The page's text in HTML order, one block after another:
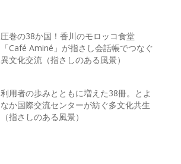
圧巻の38か国！香川のモロッコ食堂
「Café Aminé」が指さし会話帳でつなぐ
異文化交流（指さしのある風景）
利用者の歩みとともに増えた38冊。とよ
なか国際交流センターが紡ぐ多文化共生
（指さしのある風景）